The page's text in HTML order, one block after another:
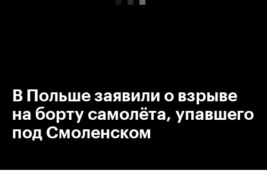
В Польше заявили о взрыве
на борту самолёта, упавшего
под Смоленском